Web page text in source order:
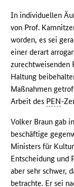
In individuellen
von Prof.
worden, es sei
einer derart
zurechtweisenden
Haltung
Maßnahmen
Arbeit des PEN-
Volker Braun gab
beschäftige
Ministers für
Entscheidung und
aber sehr schwer,
betrachte. Er sei